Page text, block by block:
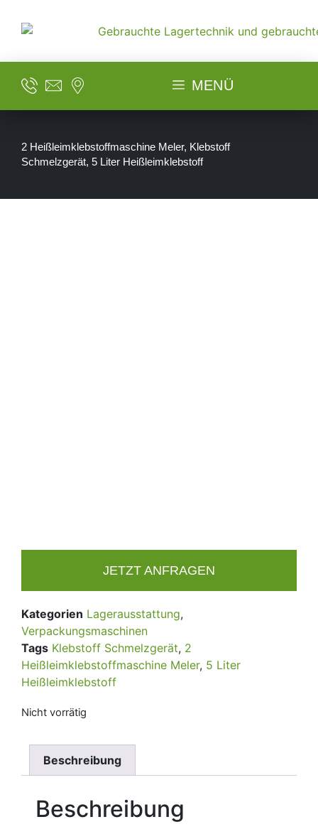
MENÜ
2 Heißleimklebstoffmaschine Meler, Klebstoff
Schmelzgerät, 5 Liter Heißleimklebstoff
JETZT ANFRAGEN
Kategorien Lagerausstattung,
Verpackungsmaschinen
Tags Klebstoff Schmelzgerät, 2
Heißleimklebstoffmaschine Meler, 5 Liter
Heißleimklebstoff
Nicht vorrätig
Beschreibung
Beschreibung